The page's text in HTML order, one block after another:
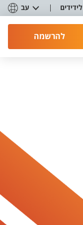
לידידים עב
להרשמה